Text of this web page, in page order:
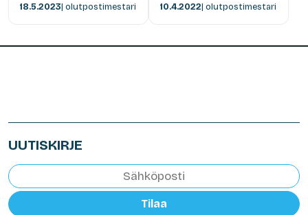
18.5.2023| olutpostimestari 10.4.2022| olutpostimestari
UUTISKIRJE
Tilaa